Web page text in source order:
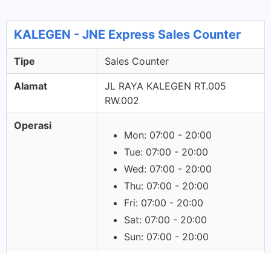
KALEGEN - JNE Express Sales Counter
Tipe Sales Counter
Alamat
JL RAYA KALEGEN RT.005
RW.002
Operasi
Mon: 07:00 - 20:00
Tue: 07:00 - 20:00
Wed: 07:00 - 20:00
Thu: 07:00 - 20:00
Fri: 07:00 - 20:00
Sat: 07:00 - 20:00
Sun: 07:00 - 20:00